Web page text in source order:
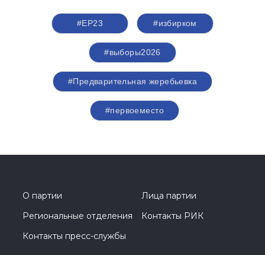
#ЕР23 #избирком
#выборы2026
#Предварительная жеребьевка
#первоеместо
О партии
Лица партии
Региональные отделения
Контакты РИК
Контакты пресс-службы